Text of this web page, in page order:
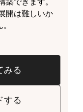
築できます。
開は難しいか
みる
する